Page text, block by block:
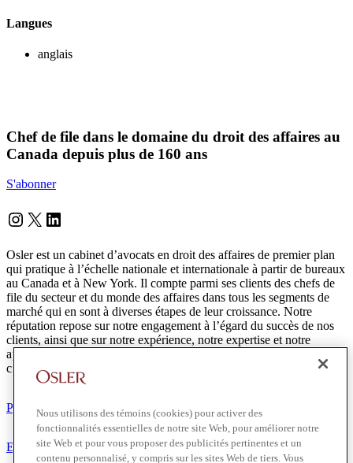
Langues
anglais
Chef de file dans le domaine du droit des affaires au
Canada depuis plus de 160 ans
S'abonner
Instagram
Twitter
LinkedIn
Osler est un cabinet d’avocats en droit des affaires de premier plan
qui pratique à l’échelle nationale et internationale à partir de bureaux
au Canada et à New York. Il compte parmi ses clients des chefs de
file du secteur et du monde des affaires dans tous les segments de
marché qui en sont à diverses étapes de leur croissance. Notre
réputation repose sur notre engagement à l’égard du succès de nos
clients, ainsi que sur notre expérience, notre expertise et notre
approche coopérative pour lesquels nous sommes reconnus. Nous
croyons que notre succès est le reflet de la réussite de nos clients.
Protection des renseignements personnels
Exonération de responsabilité
Nous utilisons des témoins (cookies) pour activer des
fonctionnalités essentielles de notre site Web, pour améliorer notre
site Web et pour vous proposer des publicités pertinentes et un
contenu personnalisé, y compris sur les sites Web de tiers. Vous